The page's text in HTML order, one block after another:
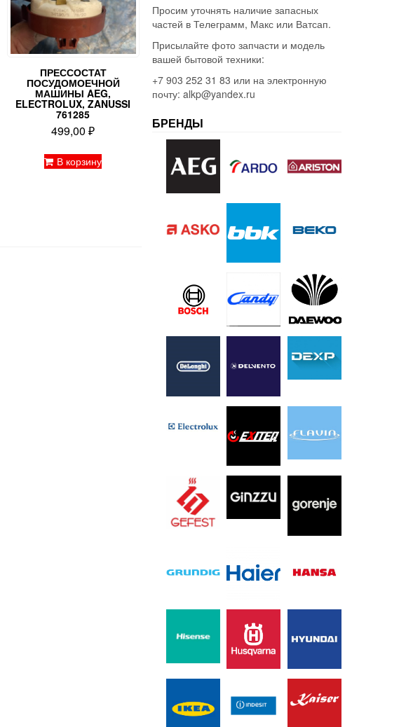
ПРЕССОСТАТ
ПОСУДОМОЕЧНОЙ
МАШИНЫ AEG,
ELECTROLUX, ZANUSSI
761285
499,00₽
В корзину
Просим уточнять наличие запасных
частей в Телеграмм, Макс или Ватсап.
Присылайте фото запчасти и модель
вашей бытовой техники:
+7 903 252 31 83 или на электронную
почту: alkp@yandex.ru
БРЕНДЫ